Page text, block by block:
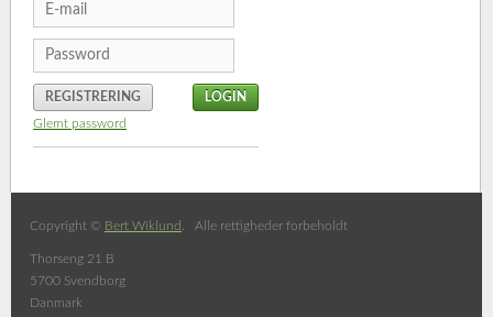
REGISTRERING
Glemt password
Copyright © Bert Wiklund . Alle rettigheder forbeholdt
Thorseng 21 B
5700 Svendborg
Danmark